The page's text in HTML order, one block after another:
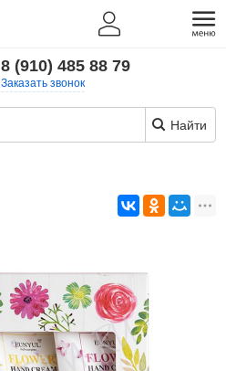
8 (910) 485 88 79
Заказать звонок
Найти